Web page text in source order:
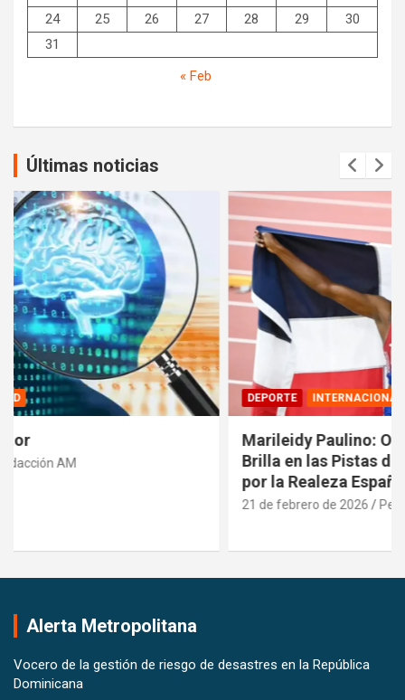
24
25 26 27 28 29
30
31
« Feb
Últimas noticias
DEPORTE INTERNACIONALES
Marileidy Paulino: Orgullo Dominicano que
Brilla en las Pistas del Mundo y es Reconocida
Pedro Santana
Alerta Metropolitana
Vocero de la gestión de riesgo de desastres en la República
Dominicana